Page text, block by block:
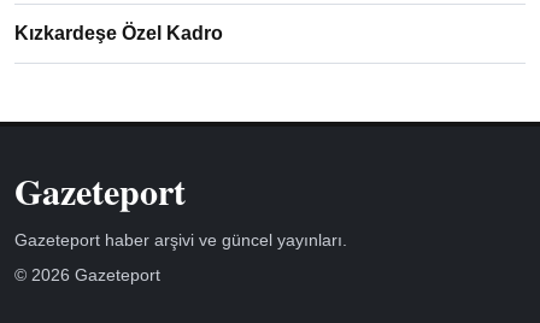
Kızkardeşe Özel Kadro
Gazeteport
Gazeteport haber arşivi ve güncel yayınları.
© 2026 Gazeteport